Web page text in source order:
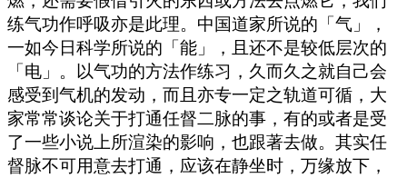
练气功作呼吸亦是此理。中国道家所说的「气」，
一如今日科学所说的「能」，且还不是较低层次的
「电」。以气功的方法作练习，久而久之就自己会
感受到气机的发动，而且亦专一定之轨道可循，大
家常常谈论关于打通任督二脉的事，有的或者是受
了一些小说上所渲染的影响，也跟著去做。其实任
督脉不可用意去打通，应该在静坐时，万缘放下，